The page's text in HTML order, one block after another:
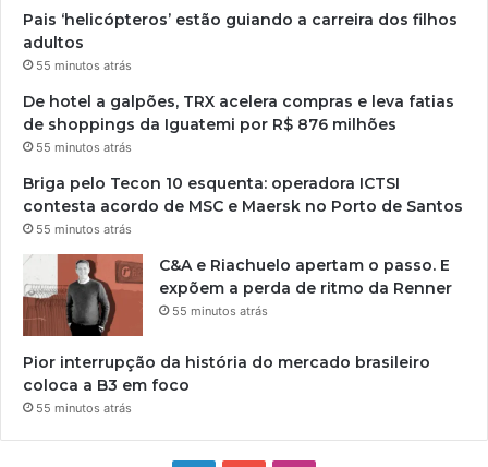
Pais ‘helicópteros’ estão guiando a carreira dos filhos
adultos
55 minutos atrás
De hotel a galpões, TRX acelera compras e leva fatias
de shoppings da Iguatemi por R$ 876 milhões
55 minutos atrás
Briga pelo Tecon 10 esquenta: operadora ICTSI
contesta acordo de MSC e Maersk no Porto de Santos
55 minutos atrás
C&A e Riachuelo apertam o passo. E
expõem a perda de ritmo da Renner
55 minutos atrás
Pior interrupção da história do mercado brasileiro
coloca a B3 em foco
55 minutos atrás